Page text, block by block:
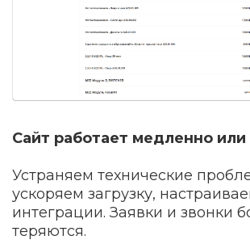
Сайт работает медленно
Устраняем технические
ускоряем загрузку,
интеграции. Заявки и звонки
теряются.